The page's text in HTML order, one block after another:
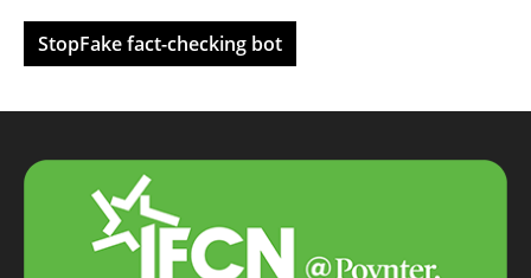
StopFake fact-checking bot